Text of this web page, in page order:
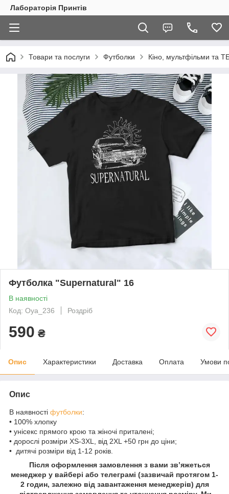
Лабораторія Принтів
Товари та послуги Футболки Кіно, мультфільми та
Футболка "Supernatural" 16
В наявності
Код: Oya_236
Роздріб
590 ₴
Опис Характеристики Доставка Оплата Умови
Опис
В наявності футболки:
• 100% хлопку
• унісекс прямого крою та жіночі приталені;
• дорослі розміри XS-3XL, від 2XL +50 грн до ціни;
• дитячі розміри від 1-12 років.
Після оформлення замовлення з вами зв’яжеться
менеджер у вайбері або телеграмі (зазвичай протягом 1-
2 годин, залежно від завантаження менеджерів) для